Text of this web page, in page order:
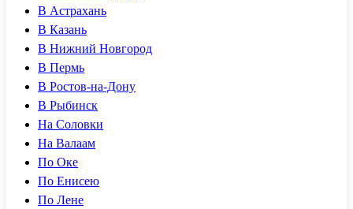
В Астрахань
В Казань
В Нижний Новгород
В Пермь
В Ростов-на-Дону
В Рыбинск
На Соловки
На Валаам
По Оке
По Енисею
По Лене